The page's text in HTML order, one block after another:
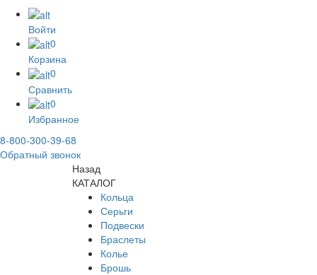
Войти
0
Корзина
0
Сравнить
0
Избранное
8-800-300-39-68
Обратный звонок
Назад
КАТАЛОГ
Кольца
Серьги
Подвески
Браслеты
Колье
Брошь